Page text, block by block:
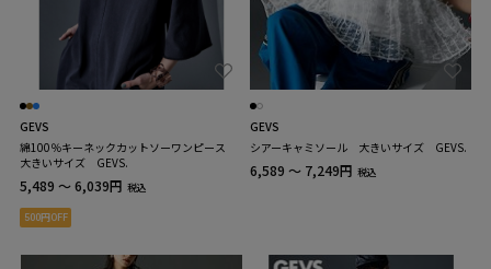
GEVS
綿100％キーネックカットソーワンピース
大きいサイズ GEVS.
5,489 ～ 6,039円 税込
500円OFF
GEVS
シアーキャミソール 大きいサイズ GEVS.
6,589 ～ 7,249円 税込